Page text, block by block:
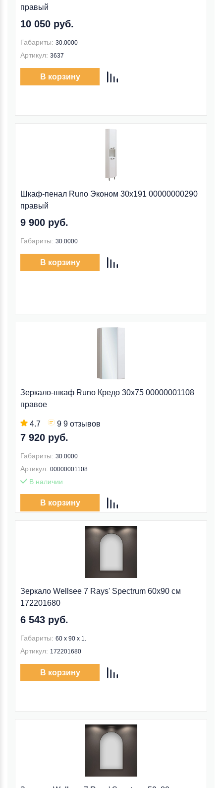
правый
10 050 руб.
Габариты: 30.0000
Артикул: 3637
В корзину
Шкаф-пенал Runo Эконом 30x191 00000000290
правый
9 900 руб.
Габариты: 30.0000
В корзину
Зеркало-шкаф Runo Кредо 30x75 00000001108
правое
4.7 9 9 отзывов
7 920 руб.
Габариты: 30.0000
Артикул: 00000001108
В наличии
В корзину
Зеркало Wellsee 7 Rays' Spectrum 60x90 см
172201680
6 543 руб.
Габариты: 60 x 90 x 1.
Артикул: 172201680
В корзину